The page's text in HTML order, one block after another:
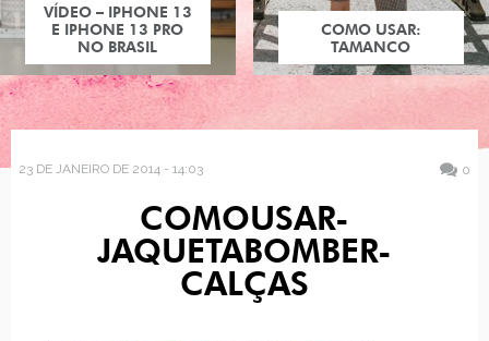
VÍDEO – IPHONE 13
E IPHONE 13 PRO
NO BRASIL
COMO USAR:
TAMANCO
23 DE JANEIRO DE 2014 - 14:03 0
COMOUSAR-
JAQUETABOMBER-
CALÇAS